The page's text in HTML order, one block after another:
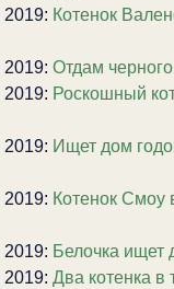
2019: Котенок
2019: Отдам черного
2019: Роскошный
2019: Ищет дом
2019: Котенок Смоу
2019: Белочка ищет
2019: Два котенка в